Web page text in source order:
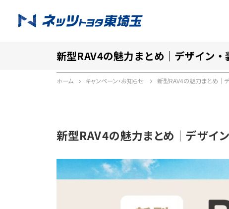
新型RAV4の魅力まとめ｜デザイン・
ホーム キャンペーン・お知らせ 新型RAV4の魅力まとめ｜
新型RAV4の魅力まとめ｜デザイン